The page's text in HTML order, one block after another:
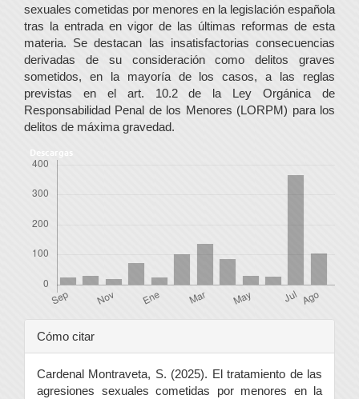
sexuales cometidas por menores en la legislación española
tras la entrada en vigor de las últimas reformas de esta
materia. Se destacan las insatisfactorias consecuencias
derivadas de su consideración como delitos graves
sometidos, en la mayoría de los casos, a las reglas
previstas en el art. 10.2 de la Ley Orgánica de
Responsabilidad Penal de los Menores (LORPM) para los
delitos de máxima gravedad.
Descargas
Detalles
del
artículo
Cómo citar
Cardenal Montraveta, S. (2025). El tratamiento de las
agresiones sexuales cometidas por menores en la